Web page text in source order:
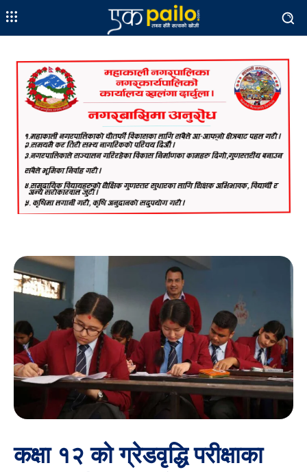
कक्षा १२ को ग्रेडवृद्धि परीक्षाका